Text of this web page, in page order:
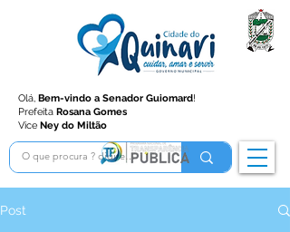
Olá, Bem-vindo a Senador Guiomard!
Prefeita Rosana Gomes
Vice Ney do Miltão
Post